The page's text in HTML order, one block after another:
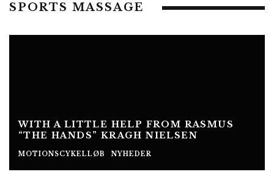
SPORTS MASSAGE
WITH A LITTLE HELP FROM RASMUS
“THE HANDS” KRAGH NIELSEN
MOTIONSCYKELLØB NYHEDER